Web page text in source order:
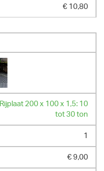
€ 10,80
Rijplaat 200 x 100 x 1,5: 10
tot 30 ton
1
€ 9,00